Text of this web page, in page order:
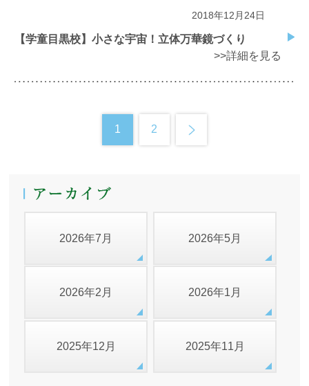
2018年12月24日
【学童目黒校】小さな宇宙！立体万華鏡づくり
>>詳細を見る
1 2
2026年7月 2026年5月
2026年2月 2026年1月
2025年12月 2025年11月